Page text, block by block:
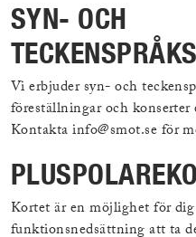
SYN- OCH
Vi erbjuder syn- och
föreställningar och konserter
Kontakta info@smot.se för
Kortet är en möjlighet för
funktionsnedsättning att ta